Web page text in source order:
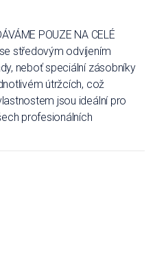
POUZE NA CELÉ
středovým odvíjením
neboť speciální zásobníky
útržcích, což
jsou ideální pro
profesionálních